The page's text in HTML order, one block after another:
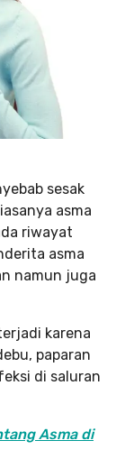
sesak
asma
riwayat
asma
namun juga
karena
paparan
di saluran
Asma di